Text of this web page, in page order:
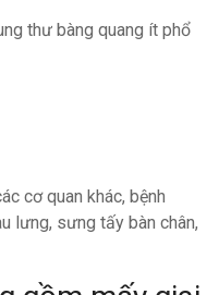
thư bàng quang ít phổ
cơ quan khác, bệnh
lưng, sưng tấy bàn chân,